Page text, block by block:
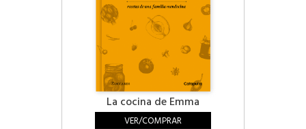
La cocina de Emma
VER/COMPRAR